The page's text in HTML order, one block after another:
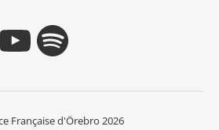
Française d'Örebro 2026